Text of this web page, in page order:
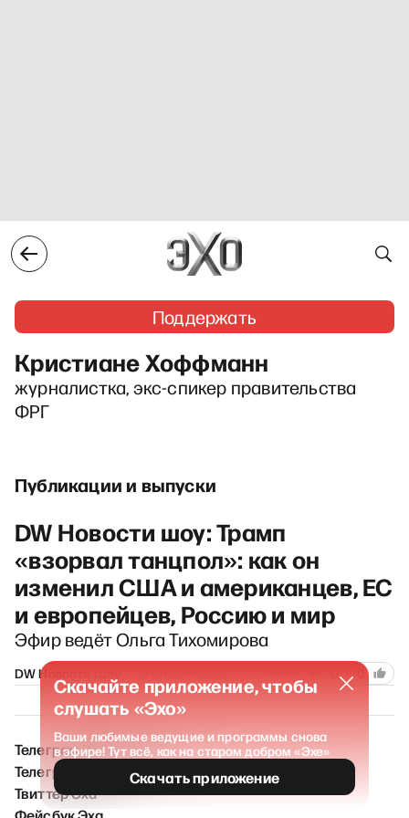
Поддержать
Кристиане Хоффманн
журналистка, экс-спикер правительства
ФРГ
Публикации и выпуски
DW Новости шоу: Трамп
«взорвал танцпол»: как он
изменил США и американцев, ЕС
и европейцев, Россию и мир
Эфир ведёт Ольга Тихомирова
DW Новости Шоу
Скачайте приложение, чтобы
слушать «Эхо»
Ваши любимые ведущие и программы снова
в эфире! Тут всё, как на старом добром «Эхе»
Скачать приложение
Телеграм ЭХО / Новости
Телеграм ЭХО FM
Твиттер Эха